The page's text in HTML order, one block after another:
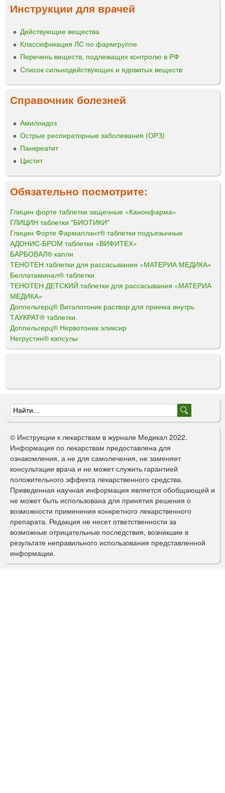
Инструкции для врачей
Действующие вещества
Классификация ЛС по фармгруппе
Перечень веществ, подлежащих контролю в РФ
Список сильнодействующих и ядовитых веществ
Справочник болезней
Амилоидоз
Острые респираторные заболевания (ОРЗ)
Панкреатит
Цистит
Обязательно посмотрите:
Глицин форте таблетки защечные «Канонфарма»
ГЛИЦИН таблетки "БИОТИКИ"
Глицин Форте Фармаплант® таблетки подъязычные
АДОНИС-БРОМ таблетки «ВИФИТЕХ»
БАРБОВАЛ® капли
ТЕНОТЕН таблетки для рассасывания «МАТЕРИА МЕДИКА»
Беллатаминал® таблетки
ТЕНОТЕН ДЕТСКИЙ таблетки для рассасывания «МАТЕРИА
МЕДИКА»
Доппельгерц® Виталотоник раствор для приема внутрь
ТАУКРАТ® таблетки
Доппельгерц® Нервотоник эликсир
Негрустин® капсулы
Ф
о
р
м
а
п
о
и
с
к
© Инструкции к лекарствам в журнале Медикал 2022.
Информация по лекарствам предоставлена для
ознакомления, а не для самолечения, не заменяет
консультации врача и не может служить гарантией
положительного эффекта лекарственного средства.
Приведенная научная информация является обобщающей и
не может быть использована для принятия решения о
возможности применения конкретного лекарственного
препарата. Редакция не несет ответственности за
возможные отрицательные последствия, возникшие в
результате неправильного использования представленной
информации.